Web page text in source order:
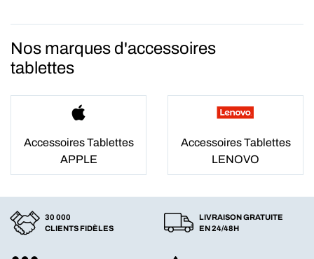
Nos marques d'accessoires
tablettes
Accessoires Tablettes
APPLE
Accessoires Tablettes
LENOVO
30 000
CLIENTS FIDÈLES
LIVRAISON GRATUITE
EN 24/48H